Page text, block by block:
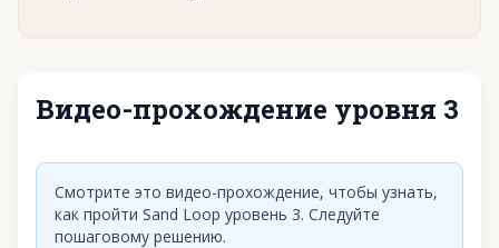
Видео-прохождение уровня 3
Нажмите, чтобы воспроизвести видео
Смотрите это видео-прохождение, чтобы узнать,
как пройти Sand Loop уровень 3. Следуйте
пошаговому решению.